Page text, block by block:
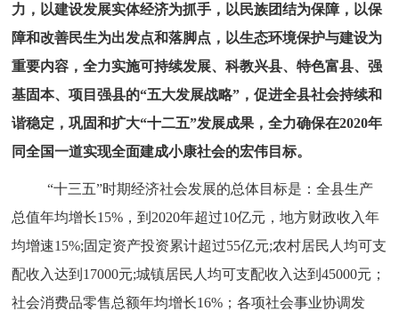
力，以建设发展实体经济为抓手，以民族团结为保障，以保
障和改善民生为出发点和落脚点，以生态环境保护与建设为
重要内容，全力实施可持续发展、科教兴县、特色富县、强
基固本、项目强县的“五大发展战略”，促进全县社会持续和
谐稳定，巩固和扩大“十二五”发展成果，全力确保在2020年
同全国一道实现全面建成小康社会的宏伟目标。
“十三五”时期经济社会发展的总体目标是：全县生产
总值年均增长15%，到2020年超过10亿元，地方财政收入年
均增速15%;固定资产投资累计超过55亿元;农村居民人均可支
配收入达到17000元;城镇居民人均可支配收入达到45000元；
社会消费品零售总额年均增长16%；各项社会事业协调发